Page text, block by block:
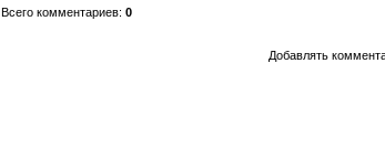
Всего комментариев: 0
Добавлять